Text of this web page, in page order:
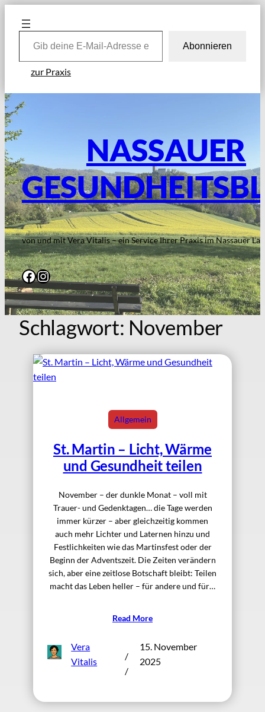
Inhalt
springen
Gib deine E-Mail-Adresse ein …
Abonnieren
zur Praxis
NASSAUER
von und mit Vera Vitalis – ein Service Ihrer Praxis im Nassauer
Facebook
Instagram
Schlagwort: November
Allgemein
St. Martin – Licht, Wärme
und Gesundheit teilen
November – der dunkle Monat – voll mit
Trauer- und Gedenktagen… die Tage werden
immer kürzer – aber gleichzeitig kommen
auch mehr Lichter und Laternen hinzu und
Festlichkeiten wie das Martinsfest oder der
Beginn der Adventszeit. Die Zeiten verändern
sich, aber eine zeitlose Botschaft bleibt: Teilen
macht das Leben heller – für andere und für…
Read More
Vera
Vitalis
/
/
15. November
2025